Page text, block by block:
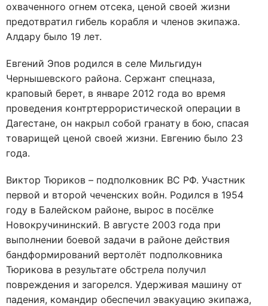
охваченного огнем отсека, ценой своей жизни
предотвратил гибель корабля и членов экипажа.
Алдару было 19 лет.
Евгений Эпов родился в селе Мильгидун
Чернышевского района. Сержант спецназа,
краповый берет, в январе 2012 года во время
проведения контртеррористической операции в
Дагестане, он накрыл собой гранату в бою, спасая
товарищей ценой своей жизни. Евгению было 23
года.
Виктор Тюриков – подполковник ВС РФ. Участник
первой и второй чеченских войн. Родился в 1954
году в Балейском районе, вырос в посёлке
Новокручининский. В августе 2003 года при
выполнении боевой задачи в районе действия
бандформирований вертолёт подполковника
Тюрикова в результате обстрела получил
повреждения и загорелся. Удерживая машину от
падения, командир обеспечил эвакуацию экипажа,